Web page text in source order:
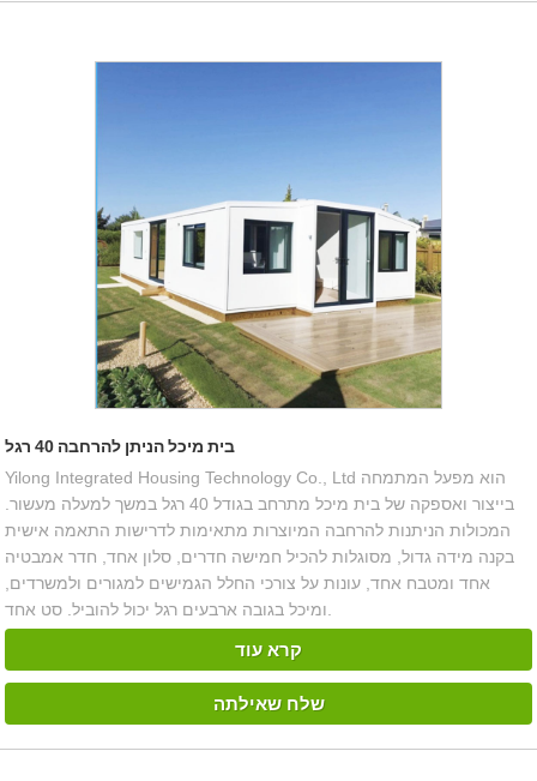
בית מיכל הניתן להרחבה 40 רגל
Yilong Integrated Housing Technology Co., Ltd הוא מפעל המתמחה
בייצור ואספקה ​​של בית מיכל מתרחב בגודל 40 רגל במשך למעלה מעשור.
המכולות הניתנות להרחבה המיוצרות מתאימות לדרישות התאמה אישית
בקנה מידה גדול, מסוגלות להכיל חמישה חדרים, סלון אחד, חדר אמבטיה
אחד ומטבח אחד, עונות על צורכי החלל הגמישים למגורים ולמשרדים,
ומיכל בגובה ארבעים רגל יכול להוביל. סט אחד.
קרא עוד
שלח שאילתה